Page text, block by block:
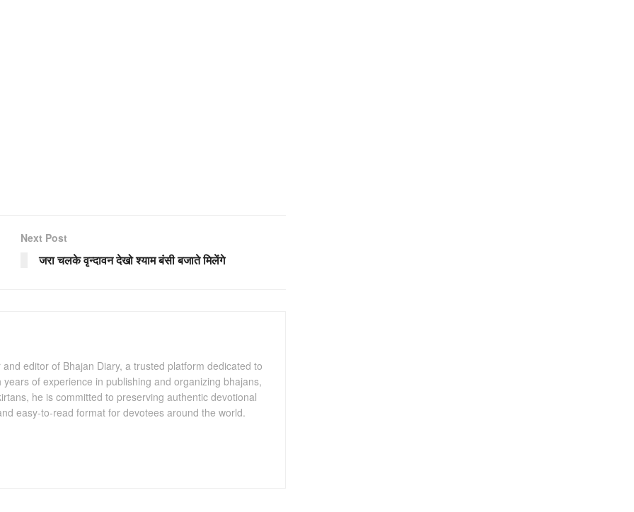
Next Post
जरा चलके वृन्दावन देखो श्याम बंसी बजाते मिलेंगे
editor of Bhajan Diary, a trusted platform dedicated to
of experience in publishing and organizing bhajans,
he is committed to preserving authentic devotional
easy-to-read format for devotees around the world.